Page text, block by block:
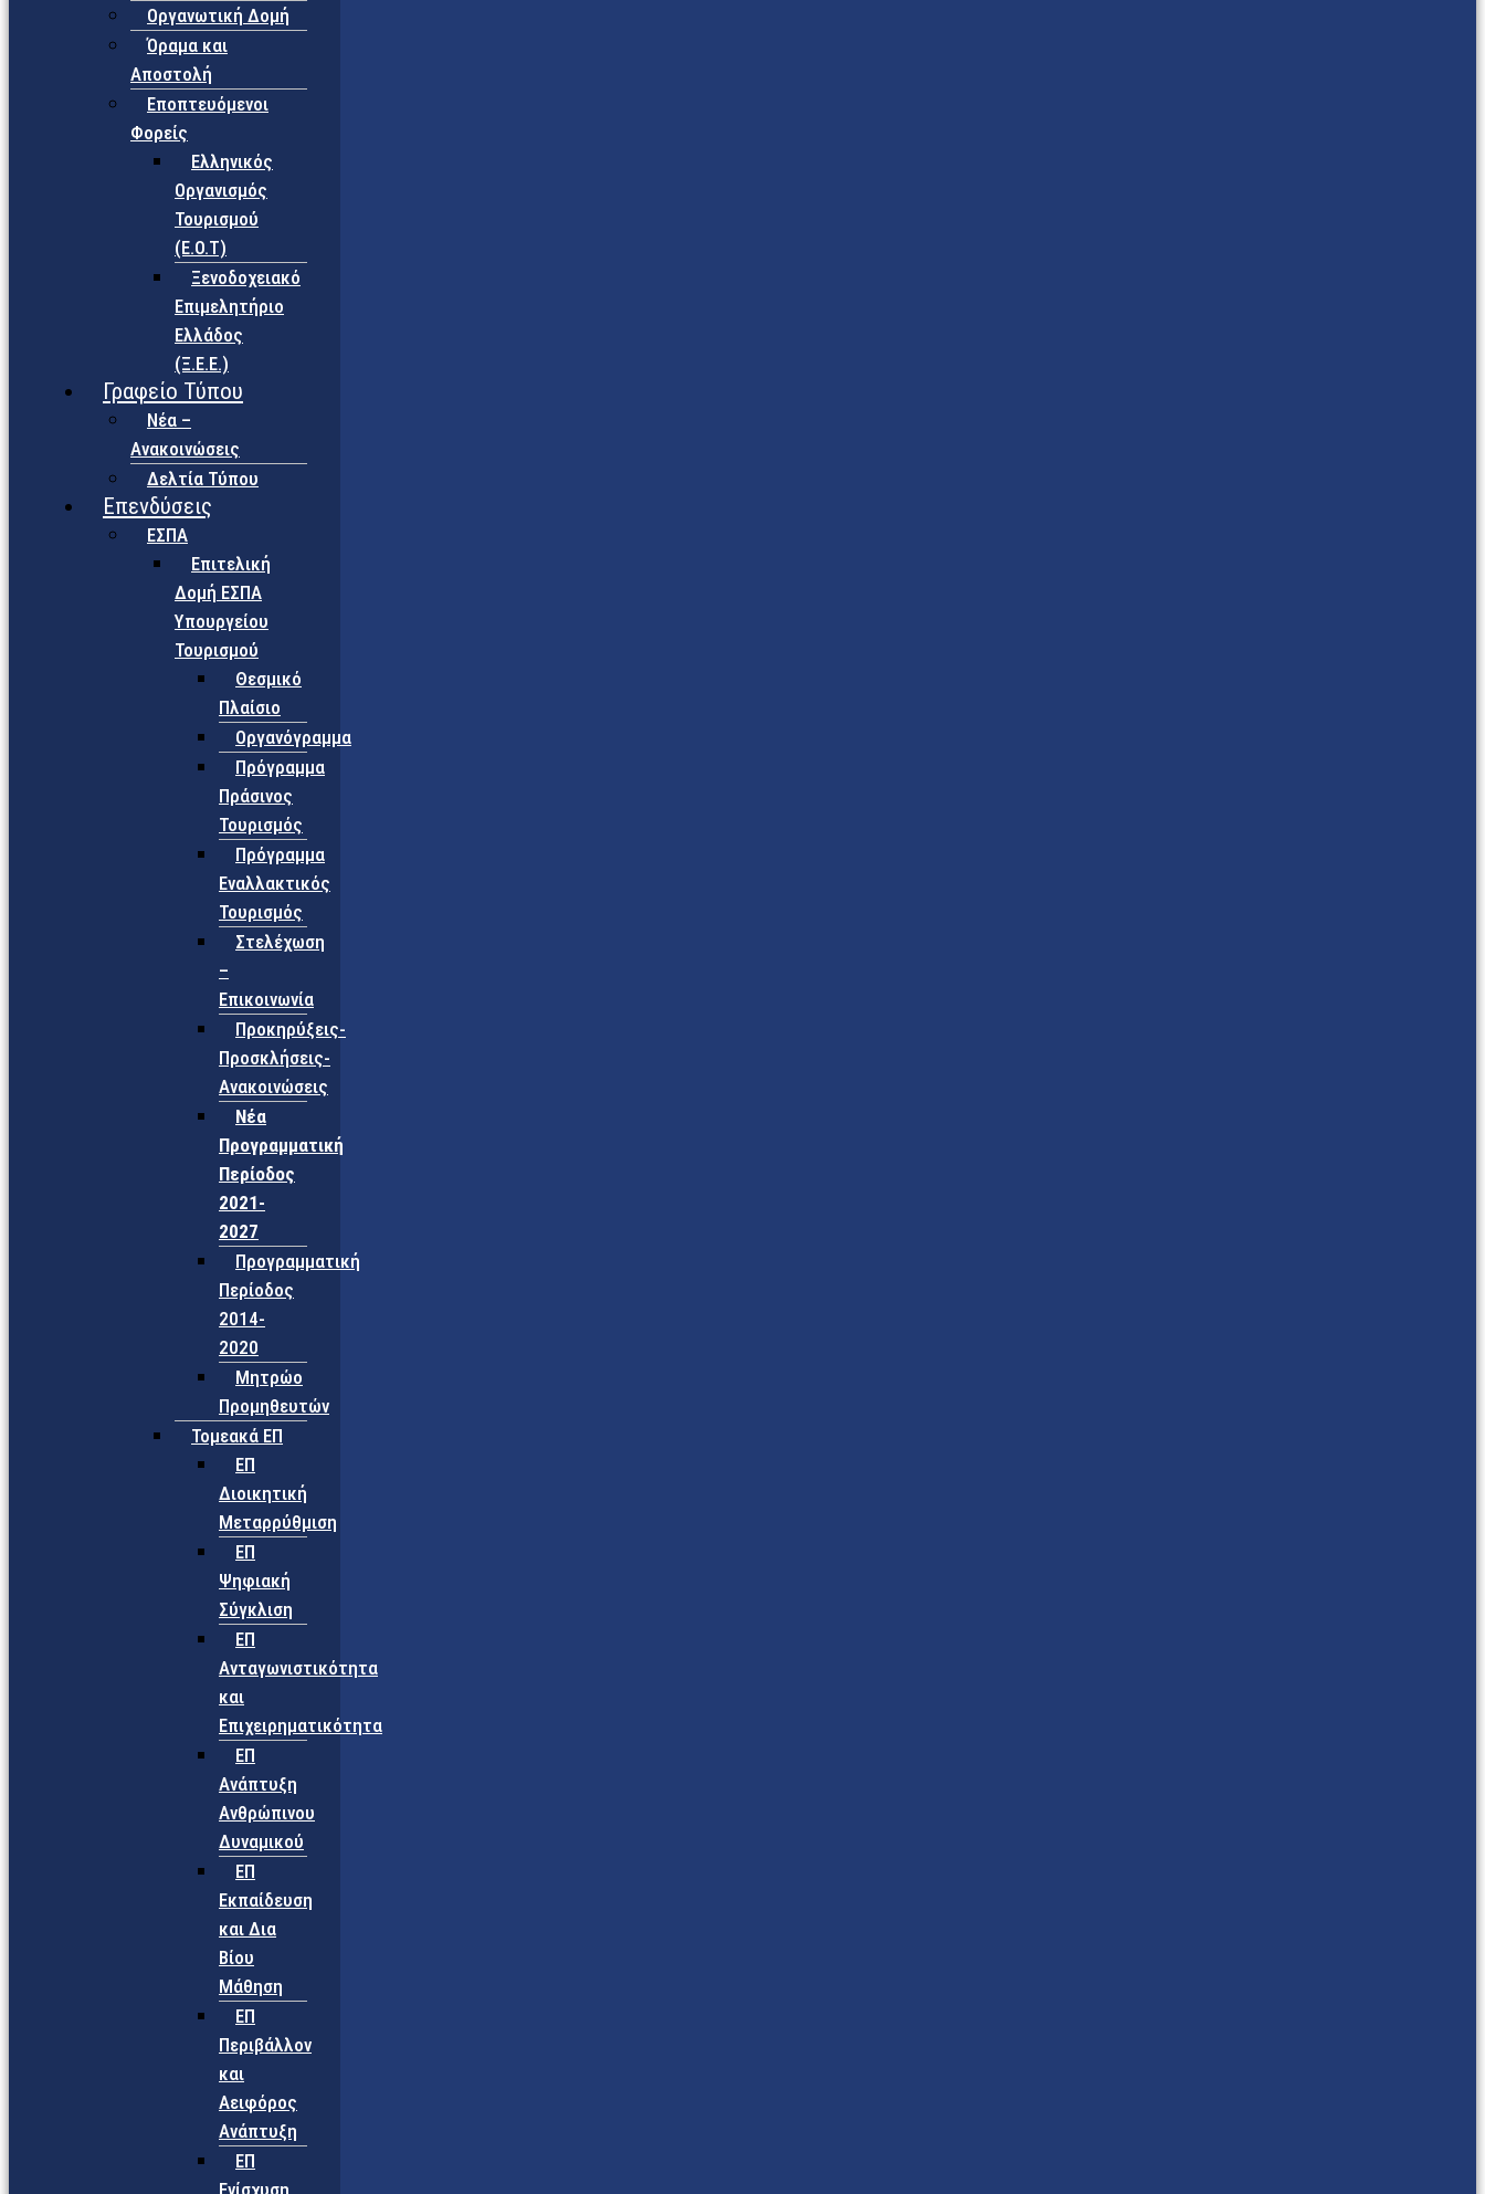
Οργανωτική Δομή
Όραμα και
Αποστολή
Εποπτευόμενοι
Φορείς
Eλληνικός
Οργανισμός
Τουρισμού
(Ε.Ο.Τ)
Ξενοδοχειακό
Επιμελητήριο
Ελλάδος
(Ξ.Ε.Ε.)
Γραφείο Τύπου
Νέα –
Ανακοινώσεις
Δελτία Τύπου
Επενδύσεις
ΕΣΠΑ
Επιτελική
Δομή ΕΣΠΑ
Υπουργείου
Τουρισμού
Θεσμικό
Πλαίσιο
Οργανόγραμμα
Πρόγραμμα
Πράσινος
Τουρισμός
Πρόγραμμα
Εναλλακτικός
Τουρισμός
Στελέχωση
–
Επικοινωνία
Προκηρύξεις-
Προσκλήσεις-
Ανακοινώσεις
Νέα
Προγραμματική
Περίοδος
2021-
2027
Προγραμματική
Περίοδος
2014-
2020
Μητρώο
Προμηθευτών
Τομεακά ΕΠ
ΕΠ
Διοικητική
Μεταρρύθμιση
ΕΠ
Ψηφιακή
Σύγκλιση
ΕΠ
Ανταγωνιστικότητα
και
Επιχειρηματικότητα
ΕΠ
Ανάπτυξη
Ανθρώπινου
Δυναμικού
ΕΠ
Εκπαίδευση
και Δια
Βίου
Μάθηση
ΕΠ
Περιβάλλον
και
Αειφόρος
Ανάπτυξη
ΕΠ
Ενίσχυση